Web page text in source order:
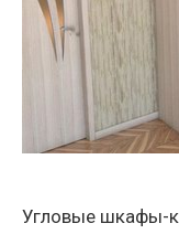
Угловые шкафы-